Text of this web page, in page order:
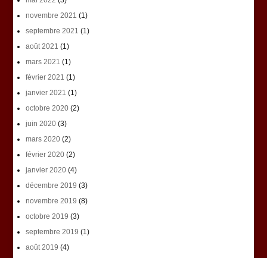
novembre 2021 (1)
septembre 2021 (1)
août 2021 (1)
mars 2021 (1)
février 2021 (1)
janvier 2021 (1)
octobre 2020(2)
juin 2020(3)
mars 2020(2)
février 2020(2)
janvier 2020(4)
décembre 2019 (3)
novembre 2019 (8)
octobre 2019 (3)
septembre 2019 (1)
août 2019 (4)